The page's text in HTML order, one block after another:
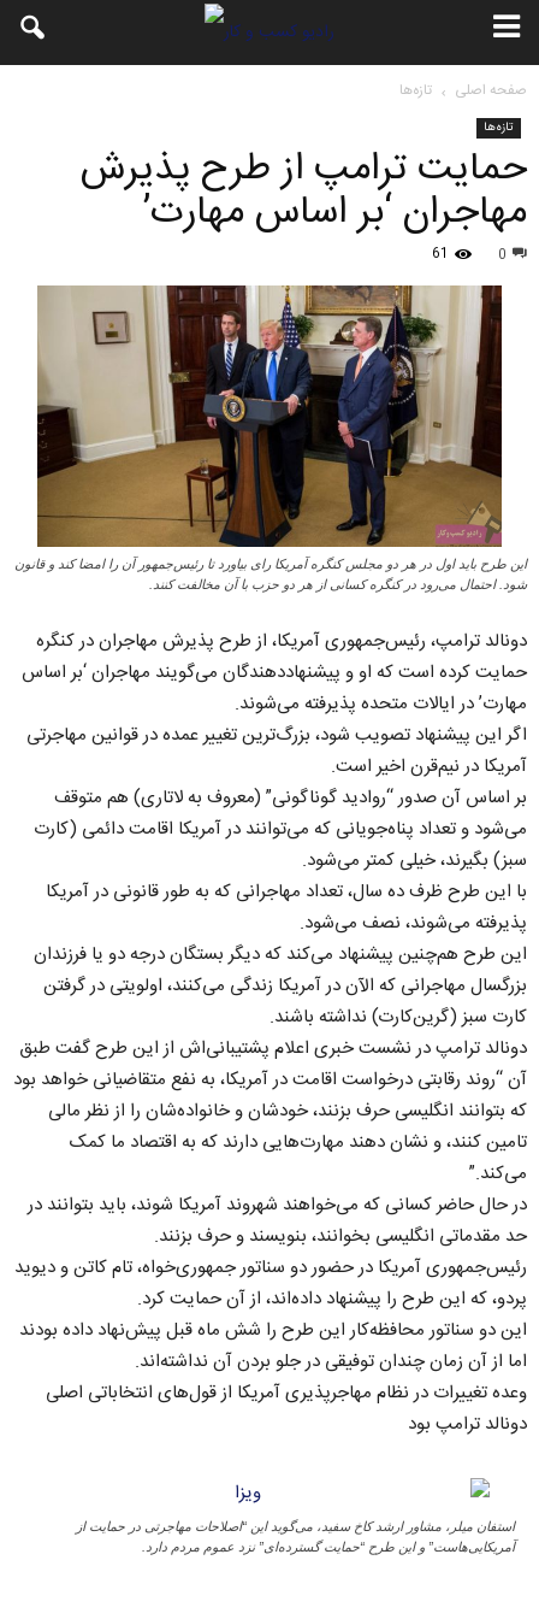
صفحه اصلی تازه‌ها
تازه‌ها
حمایت ترامپ از طرح پذیرش
مهاجران ‘بر اساس مهارت’
0
61
این طرح باید اول در هر دو مجلس کنگره آمریکا رای بیاورد تا رئیس‌جمهور آن را امضا کند و قانون
شود. احتمال می‌رود در کنگره کسانی از هر دو حزب با آن مخالفت کنند.
دونالد ترامپ، رئیس‌جمهوری آمریکا، از طرح پذیرش مهاجران در کنگره
حمایت کرده است که او و پیشنهاددهندگان می‌گویند مهاجران ‘بر اساس
مهارت’ در ایالات متحده پذیرفته می‌شوند.
اگر این پیشنهاد تصویب شود، بزرگ‌ترین تغییر عمده در قوانین مهاجرتی
آمریکا در نیم‌قرن اخیر است.
بر اساس آن صدور “روادید گوناگونی” (معروف به لاتاری) هم متوقف
می‌شود و تعداد پناه‌جویانی که می‌توانند در آمریکا اقامت دائمی (کارت
سبز) بگیرند، خیلی کمتر می‌شود.
با این طرح ظرف ده سال، تعداد مهاجرانی که به طور قانونی در آمریکا
پذیرفته می‌شوند، نصف می‌شود.
این طرح هم‌چنین پیشنهاد می‌کند که دیگر بستگان درجه دو یا فرزندان
بزرگسال مهاجرانی که الآن در آمریکا زندگی می‌کنند، اولویتی در گرفتن
کارت سبز (گرین‌کارت) نداشته باشند.
دونالد ترامپ در نشست خبری اعلام پشتیبانی‌اش از این طرح گفت طبق
آن “روند رقابتی درخواست اقامت در آمریکا، به نفع متقاضیانی خواهد بود
که بتوانند انگلیسی حرف بزنند، خودشان و خانواده‌شان را از نظر مالی
تامین کنند، و نشان دهند مهارت‌هایی دارند که به اقتصاد ما کمک
می‌کند.”
در حال حاضر کسانی که می‌خواهند شهروند آمریکا شوند، باید بتوانند در
حد مقدماتی انگلیسی بخوانند، بنویسند و حرف بزنند.
رئیس‌جمهوری آمریکا در حضور دو سناتور جمهوری‌خواه، تام کاتن و دیوید
پردو، که این طرح را پیشنهاد داده‌اند، از آن حمایت کرد.
این دو سناتور محافظه‌کار این طرح را شش ماه قبل پیش‌نهاد داده بودند
اما از آن زمان چندان توفیقی در جلو بردن آن نداشته‌اند.
وعده تغییرات در نظام مهاجرپذیری آمریکا از قول‌های انتخاباتی اصلی
دونالد ترامپ بود
استفان میلر، مشاور ارشد کاخ سفید، می‌گوید این “اصلاحات مهاجرتی در حمایت از
آمریکایی‌هاست” و این طرح “حمایت گسترده‌ای” نزد عموم مردم دارد.